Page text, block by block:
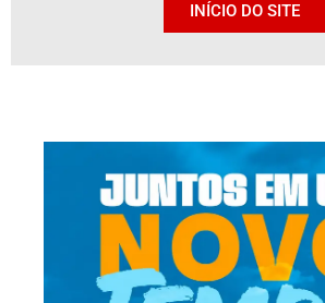
INÍCIO DO SITE